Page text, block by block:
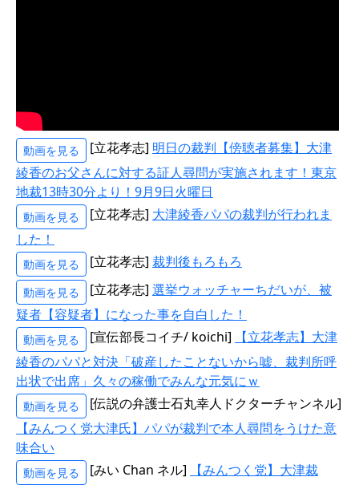
動画を見る [立花孝志] 明日の裁判【傍聴者募集】大津
綾香のお父さんに対する証人尋問が実施されます！東京
地裁13時30分より！9月9日火曜日
動画を見る [立花孝志] 大津綾香パパの裁判が行われま
した！
動画を見る [立花孝志] 裁判後もろもろ
動画を見る [立花孝志] 選挙ウォッチャーちだいが、被
疑者【容疑者】になった事を自白した！
動画を見る [宣伝部長コイチ/ koichi]
【立花孝志】大津
綾香のパパと対決「破産したことないから嘘、裁判所呼
出状で出席」久々の稼働でみんな元気にｗ
動画を見る
[伝説の弁護士石丸幸人ドクターチャンネル]
【みんつく党大津氏】パパが裁判で本人尋問をうけた意
味合い
動画を見る [みい Chan ネル]
【みんつく党】大津裁